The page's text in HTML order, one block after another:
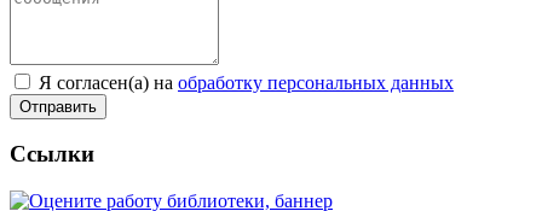
Я согласен(а) на обработку персональных данных
Ссылки